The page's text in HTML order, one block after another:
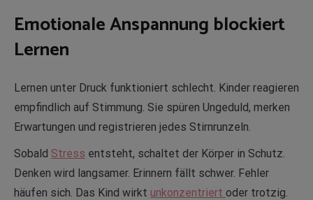
Emotionale Anspannung blockiert
Lernen
Lernen unter Druck funktioniert schlecht. Kinder reagieren
empfindlich auf Stimmung. Sie spüren Ungeduld, merken
Erwartungen und registrieren jedes Stirnrunzeln.
Sobald Stress entsteht, schaltet der Körper in Schutz.
Denken wird langsamer. Erinnern fällt schwer. Fehler
häufen sich. Das Kind wirkt unkonzentriert oder trotzig.